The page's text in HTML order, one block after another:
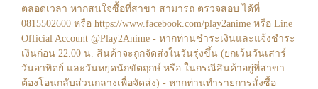
ตลอดเวลา หากสนใจซื้อที่สาขา สามารถ ตรวจสอบ ได้ที่
0815502600 หรือ https://www.facebook.com/play2anime หรือ Line
Official Account @Play2Anime - หากท่านชำระเงินและแจ้งชำระ
เงินก่อน 22.00 น. สินค้าจะถูกจัดส่งในวันรุ่งขึ้น (ยกเว้นวันเสาร์
วันอาทิตย์ และวันหยุดนักขัตฤกษ์ หรือ ในกรณีสินค้าอยู่ที่สาขา
ต้องโอนกลับส่วนกลางเพื่อจัดส่ง) - หากท่านทำรายการสั่งซื้อ